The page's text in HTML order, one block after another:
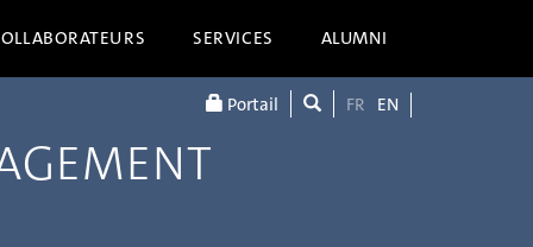
SERVICES ALUMNI
Portail FR EN